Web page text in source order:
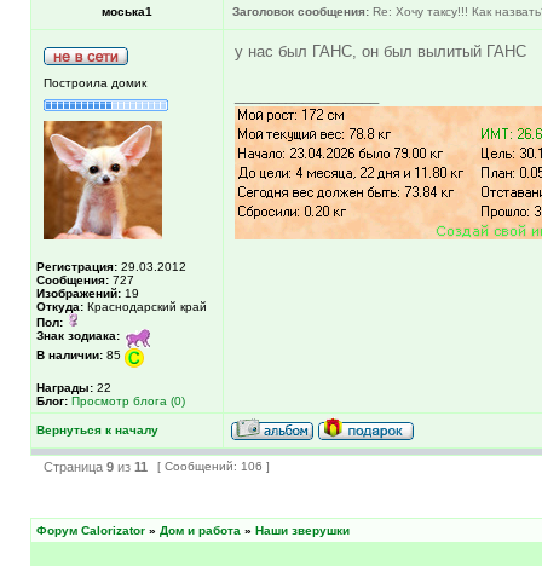
моська1 Заголовок сообщения: Re: Хочу таксу!!! Как
Построила домик
Регистрация: 29.03.2012
Сообщения: 727
Изображений: 19
Откуда: Краснодарский край
Пол:
Знак зодиака:
В наличии: 85
Награды: 22
Блог: Просмотр блога (0)
у нас был ГАНС, он был вылитый ГАНС
Вернуться к началу
Страница 9 из 11 [ Сообщений: 106 ]
Форум Calorizator » Дом и работа » Наши зверушки